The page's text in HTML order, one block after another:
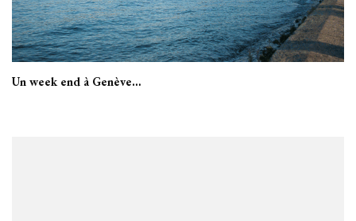
Un week end à Genève…